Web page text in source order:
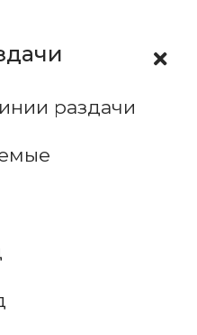
раздачи